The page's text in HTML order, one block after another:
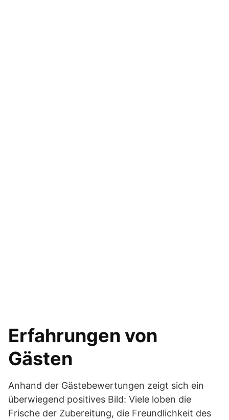
Erfahrungen von
Gästen
Anhand der Gästebewertungen zeigt sich ein
überwiegend positives Bild: Viele loben die
Frische der Zubereitung, die Freundlichkeit des